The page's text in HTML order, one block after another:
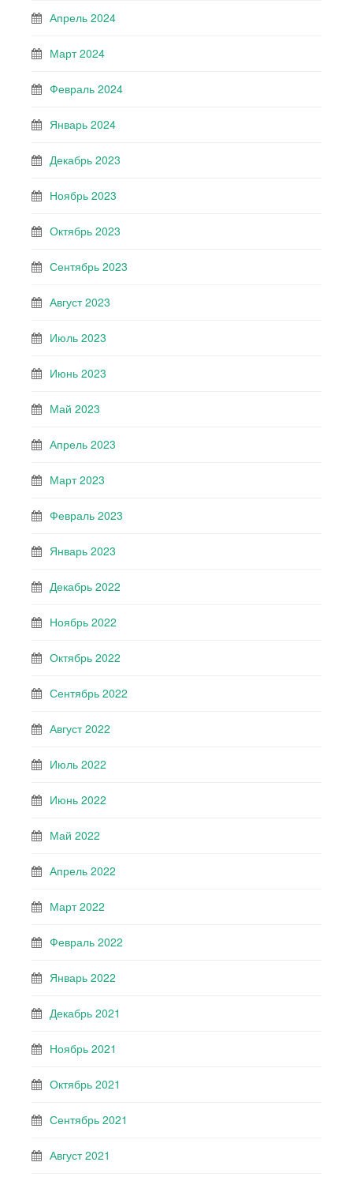
Апрель 2024
Март 2024
Февраль 2024
Январь 2024
Декабрь 2023
Ноябрь 2023
Октябрь 2023
Сентябрь 2023
Август 2023
Июль 2023
Июнь 2023
Май 2023
Апрель 2023
Март 2023
Февраль 2023
Январь 2023
Декабрь 2022
Ноябрь 2022
Октябрь 2022
Сентябрь 2022
Август 2022
Июль 2022
Июнь 2022
Май 2022
Апрель 2022
Март 2022
Февраль 2022
Январь 2022
Декабрь 2021
Ноябрь 2021
Октябрь 2021
Сентябрь 2021
Август 2021